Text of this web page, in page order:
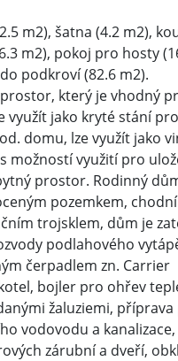
m2), šatna (4.2 m2),
m2), pokoj pro hosty
podkroví (82.6 m2).
který je vhodný
využít jako kryté stání
domu, lze využít jako
možností využití pro
prostor. Rodinný
pozemkem,
trojsklem, dům je
podlahového
čerpadlem zn. Carrier
bojler pro ohřev
žaluziemi,
vodovodu a
zárubní a dveří,